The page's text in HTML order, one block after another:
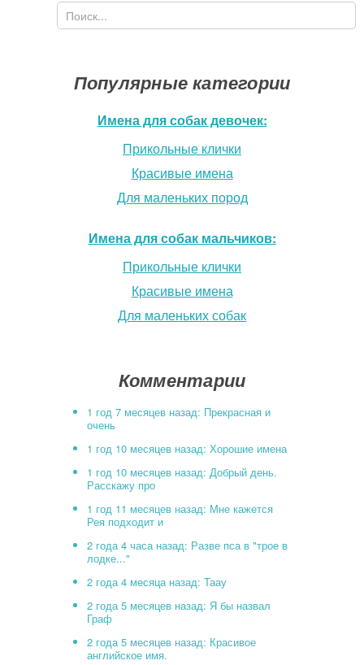
Форма поиска
Поиск
Популярные категории
Имена для собак девочек:
Прикольные клички
Красивые имена
Для маленьких пород
Имена для собак мальчиков:
Прикольные клички
Красивые имена
Для маленьких собак
Комментарии
1 год 7 месяцев назад: Прекрасная и
очень
1 год 10 месяцев назад: Хорошие имена
1 год 10 месяцев назад: Добрый день.
Расскажу про
1 год 11 месяцев назад: Мне кажется
Рея подходит и
2 года 4 часа назад: Разве пса в "трое в
лодке..."
2 года 4 месяца назад: Таау
2 года 5 месяцев назад: Я бы назвал
Граф
2 года 5 месяцев назад: Красивое
английское имя.